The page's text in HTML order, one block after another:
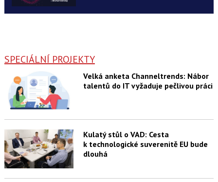
SPECIÁLNÍ PROJEKTY
Velká anketa Channeltrends: Nábor
talentů do IT vyžaduje pečlivou práci
Kulatý stůl o VAD: Cesta
k technologické suverenitě EU bude
dlouhá